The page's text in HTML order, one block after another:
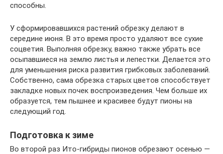
способны.
У сформировавшихся растений обрезку делают в
середине июня. В это время просто удаляют все сухие
соцветия. Выполняя обрезку, важно также убрать все
осыпавшиеся на землю листья и лепестки. Делается это
для уменьшения риска развития грибковых заболеваний.
Собственно, сама обрезка старых цветов способствует
закладке новых почек воспроизведения. Чем больше их
образуется, тем пышнее и красивее будут пионы на
следующий год.
Подготовка к зиме
Во второй раз Ито-гибриды пионов обрезают осенью —